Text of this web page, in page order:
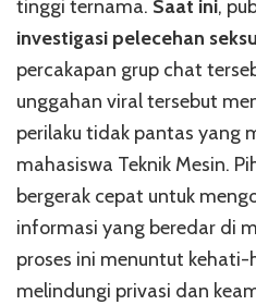
tinggi ternama. Saat ini,
investigasi pelecehan
percakapan grup chat
unggahan viral tersebut
perilaku tidak pantas yang
mahasiswa Teknik Mesin.
bergerak cepat untuk
informasi yang beredar di
proses ini menuntut
melindungi privasi dan